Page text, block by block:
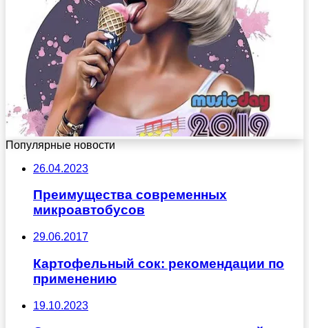
Популярные новости
26.04.2023
Преимущества современных
микроавтобусов
29.06.2017
Картофельный сок: рекомендации по
применению
19.10.2023